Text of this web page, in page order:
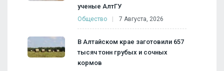
ученые АлтГУ
Общество 7 Августа, 2026
В Алтайском крае заготовили 657
тысяч тонн грубых и сочных
кормов